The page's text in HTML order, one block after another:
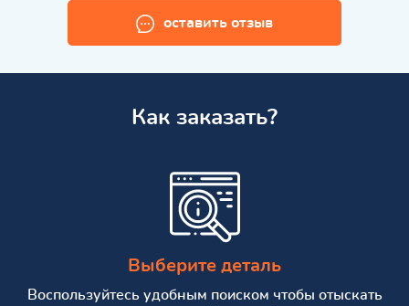
оставить отзыв
Как заказать?
Выберите деталь
Воспользуйтесь удобным поиском чтобы отыскать